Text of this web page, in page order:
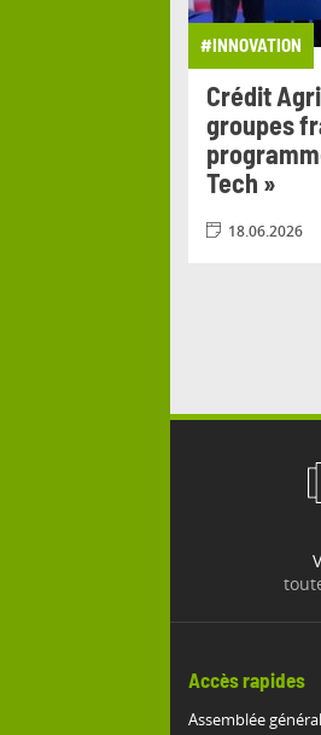
#INNOVATION
Crédit
groupes
Tech »
18.06.2026
Accès rapides
Assemblée